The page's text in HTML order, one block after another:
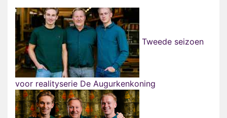
Tweede seizoen
voor realityserie De Augurkenkoning